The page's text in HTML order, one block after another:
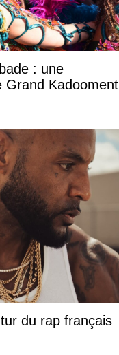
: une
Grand Kadooment
du rap français